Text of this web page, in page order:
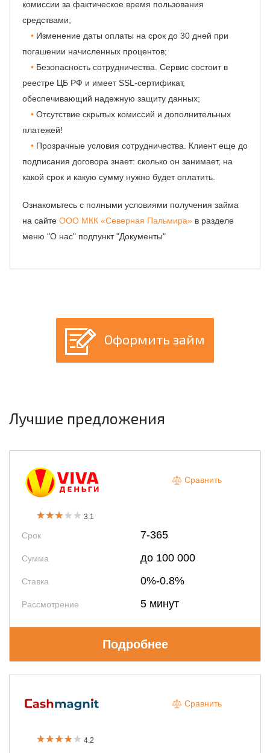
комиссии за фактическое время пользования
средствами;
Изменение даты оплаты на срок до 30 дней при
погашении начисленных процентов;
Безопасность сотрудничества. Сервис состоит в
реестре ЦБ РФ и имеет SSL-сертификат,
обеспечивающий надежную защиту данных;
Отсутствие скрытых комиссий и дополнительных
платежей!
Прозрачные условия сотрудничества. Клиент еще до
подписания договора знает: сколько он занимает, на
какой срок и какую сумму нужно будет оплатить.
Ознакомьтесь с полными условиями получения займа
на сайте ООО МКК «Северная Пальмира» в разделе
меню "О нас" подпункт "Документы"
Оформить займ
Лучшие предложения
3.1
Срок 7-365
Сумма до 100 000
Ставка 0%-0.8%
Рассмотрение 5 минут
Сравнить
Подробнее
4.2
Сравнить